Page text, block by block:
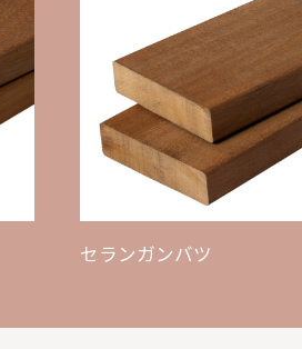
セランガンバツ